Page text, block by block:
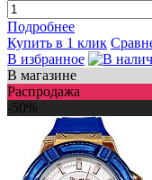
Подробнее
Купить в 1 клик
В избранное
В магазине
Распродажа
-50%